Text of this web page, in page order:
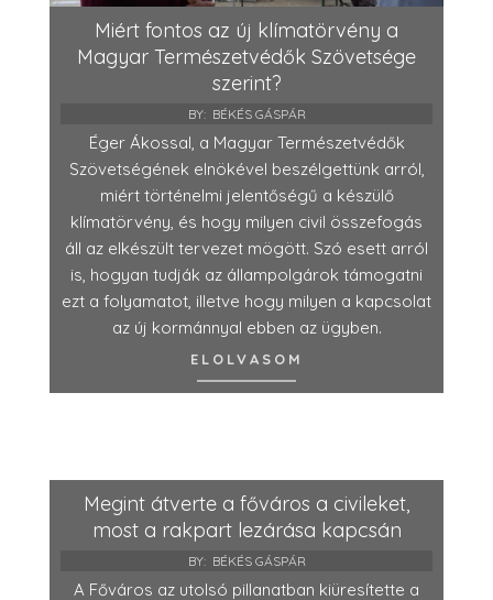
Miért fontos az új klímatörvény a
Magyar Természetvédők Szövetsége
szerint?
BY: BÉKÉS GÁSPÁR
Éger Ákossal, a Magyar Természetvédők
Szövetségének elnökével beszélgettünk arról,
miért történelmi jelentőségű a készülő
klímatörvény, és hogy milyen civil összefogás
áll az elkészült tervezet mögött. Szó esett arról
is, hogyan tudják az állampolgárok támogatni
ezt a folyamatot, illetve hogy milyen a kapcsolat
az új kormánnyal ebben az ügyben.
ELOLVASOM
Megint átverte a főváros a civileket,
most a rakpart lezárása kapcsán
BY: BÉKÉS GÁSPÁR
A Főváros az utolsó pillanatban kiüresítette a